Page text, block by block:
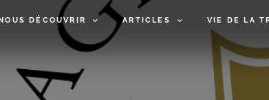
DÉCOUVRIR ARTICLES VIE DE LA